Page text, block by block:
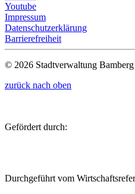
Youtube
Impressum
Datenschutzerklärung
Barrierefreiheit
© 2026 Stadtverwaltung Bamberg
zurück nach oben
Gefördert durch:
Durchgeführt vom